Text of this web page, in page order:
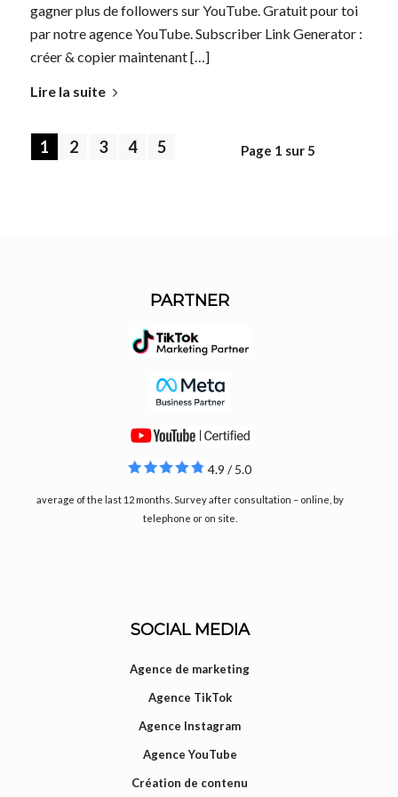
gagner plus de followers sur YouTube. Gratuit pour toi
par notre agence YouTube. Subscriber Link Generator :
créer & copier maintenant […]
Lire la suite
Page 1 sur 5
1 2 3 4 5
PARTNER
4.9 / 5.0
average of the last 12 months. Survey after consultation – online, by
telephone or on site.
SOCIAL MEDIA
Agence de marketing
Agence TikTok
Agence Instagram
Agence YouTube
Création de contenu